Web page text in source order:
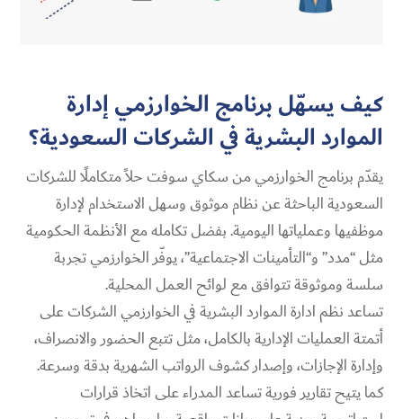
كيف يسهّل برنامج الخوارزمي إدارة
الموارد البشرية في الشركات السعودية؟
يقدّم برنامج الخوارزمي من سكاي سوفت حلاً متكاملًا للشركات
السعودية الباحثة عن نظام موثوق وسهل الاستخدام لإدارة
موظفيها وعملياتها اليومية. بفضل تكامله مع الأنظمة الحكومية
مثل “مدد” و“التأمينات الاجتماعية”، يوفّر الخوارزمي تجربة
سلسة وموثوقة تتوافق مع لوائح العمل المحلية.
تساعد نظم ادارة الموارد البشرية في الخوارزمي الشركات على
أتمتة العمليات الإدارية بالكامل، مثل تتبع الحضور والانصراف،
وإدارة الإجازات، وإصدار كشوف الرواتب الشهرية بدقة وسرعة.
كما يتيح تقارير فورية تساعد المدراء على اتخاذ قرارات